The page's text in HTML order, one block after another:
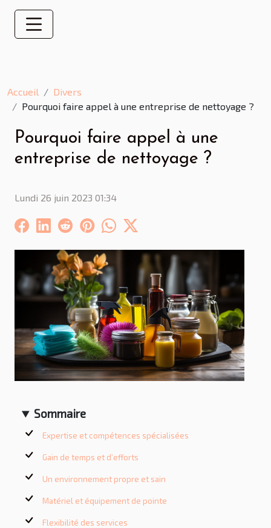
Accueil
Divers
Pourquoi faire appel à une entreprise de nettoyage ?
Pourquoi faire appel à une
entreprise de nettoyage ?
Lundi 26 juin 2023 01:34
Sommaire
Expertise et compétences spécialisées
Gain de temps et d’efforts
Un environnement propre et sain
Matériel et équipement de pointe
Flexibilité des services